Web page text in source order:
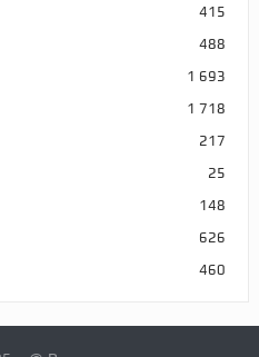
415
488
1 693
1 718
217
25
148
626
460